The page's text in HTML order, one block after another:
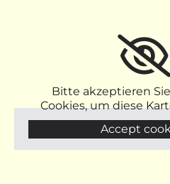
Bitte akzeptieren
Cookies, um diese
Accept